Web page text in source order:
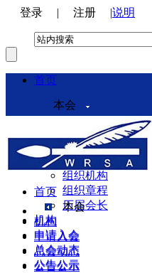
登录 | 注册 |说明
首页
本会
本会介绍
领导机构
理事会
组织机构
组织章程
历届会长
机构
申请入会
总会动态
公告公示
首页
本会
机构
申请入会
总会动态
公告公示